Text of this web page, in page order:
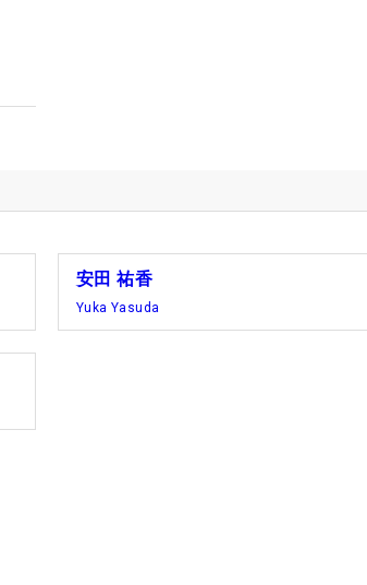
安田 祐香
Yuka Yasuda